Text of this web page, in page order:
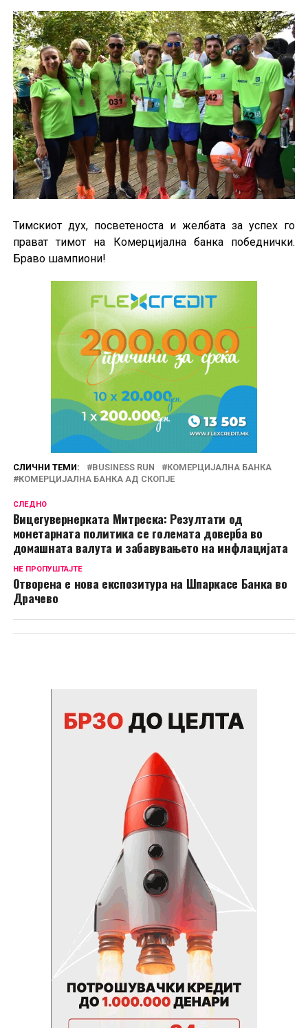
Тимскиот дух, посветеноста и желбата за успех го
прават тимот на Комерцијална банка победнички.
Браво шампиони!
СЛИЧНИ ТЕМИ: BUSINESS RUN
КОМЕРЦИЈАЛНА БАНКА
КОМЕРЦИЈАЛНА БАНКА АД СКОПЈЕ
СЛЕДНО
Вицегувернерката Митреска: Резултати од
монетарната политика се големата доверба во
домашната валута и забавувањето на инфлацијата
НЕ ПРОПУШТАЈТЕ
Oтворена е нова експозитура на Шпаркасе Банка во
Драчево